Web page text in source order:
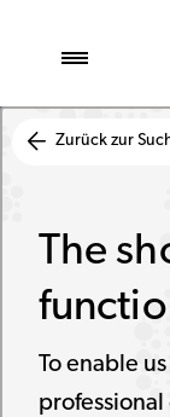
Zurück zur
The
To enable
professional